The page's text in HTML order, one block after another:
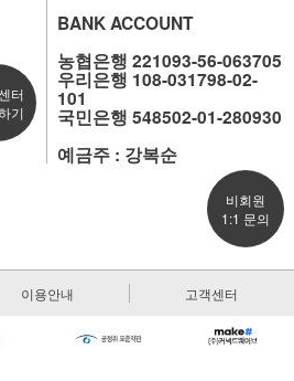
터
기
BANK ACCOUNT
농협은행 221093-56-063705
우리은행 108-031798-02-
101
국민은행 548502-01-280930
예금주 : 강복순
비회원
1:1 문의
이용안내 고객센터